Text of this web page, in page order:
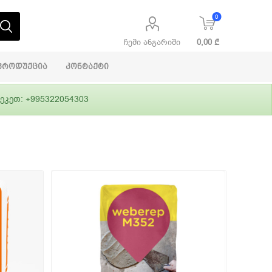
ჩემი ანგარიში
0
0,00 ₾
ფასადები
გრუნტები,
ჰიდროიზოლაცია
ლითონი
სამშენებლო
დანადგარები
კონტაქტი
+995322054303